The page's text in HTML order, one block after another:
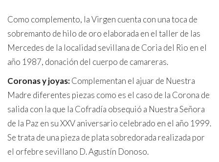
Como complemento, la Virgen cuenta con una toca de
sobremanto de hilo de oro elaborada en el taller de las
Mercedes de la localidad sevillana de Coria del Rio en el
año 1987, donación del cuerpo de camareras.
Coronas y joyas:Complementan el ajuar de Nuestra
Madre diferentes piezas como es el caso de la Corona de
salida con la que la Cofradía obsequió a Nuestra Señora
de la Paz en su XXV aniversario celebrado en el año 1999.
Se trata de una pieza de plata sobredorada realizada por
el orfebre sevillano D. Agustín Donoso.